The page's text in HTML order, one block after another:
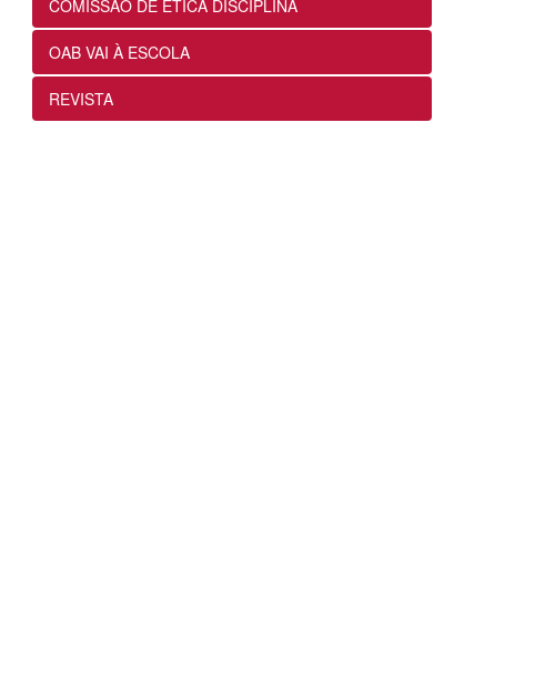
Sancionada lei que reconhece
expressamente a natureza
alimentar dos honorários
COMISSÃO DE ÉTICA DISCIPLINA
OAB VAI À ESCOLA
REVISTA